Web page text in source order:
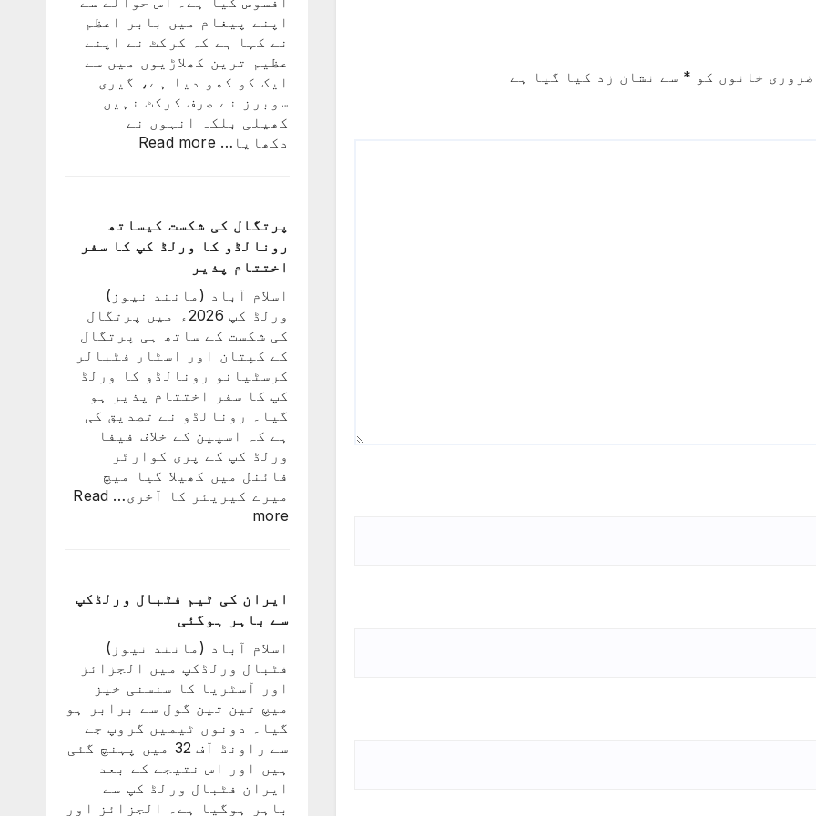
ضروری خانوں کو * سے نشان زد کیا گیا ہے
ٹیم
میں
ہوگا:
فاطمہ
ثنا
اپنے پیغام میں بابر اعظم
نے کہا ہے کہ کرکٹ نے اپنے
عظیم ترین کھلاڑیوں میں سے
ایک کو کھو دیا ہے، گیری
سوبرز نے صرف کرکٹ نہیں
کھیلی بلکہ انہوں نے
دکھایا… Read more
:
عظیم
ترین
سے
ایک
کو
کھو
دیا:
بابر
اعظم
پرتگال کی شکست کیساتھ
رونالڈو کا ورلڈ کپ کا سفر
اختتام پذیر
اسلام آباد (مانند نیوز)
ورلڈ کپ 2026ء میں پرتگال
کی شکست کے ساتھ ہی پرتگال
کے کپتان اور اسٹار فٹبالر
کرسٹیانو رونالڈو کا ورلڈ
کپ کا سفر اختتام پذیر ہو
گیا۔ رونالڈو نے تصدیق کی
ہے کہ اسپین کے خلاف فیفا
ورلڈ کپ کے پری کوارٹر
فائنل میں کھیلا گیا میچ
میرے کیریئر کا آخری… Read
more
کیساتھ
رونالڈو
ورلڈ
کپ
کا
سفر
اختتام
پذیر
ایران کی ٹیم فٹبال ورلڈکپ
سے باہر ہوگئی
اسلام آباد (مانند نیوز)
فٹبال ورلڈکپ میں الجزائز
اور آسٹریا کا سنسنی خیز
میچ تین تین گول سے برابر ہو
گیا۔ دونوں ٹیمیں گروپ جے
سے راونڈ آف 32 میں پہنچ گئی
ہیں اور اس نتیجے کے بعد
ایران فٹبال ورلڈ کپ سے
باہر ہوگیا ہے۔ الجزائز اور